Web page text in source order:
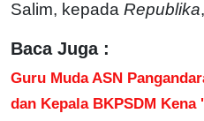
Salim, kepada Republika
Baca Juga :
Guru Muda ASN
dan Kepala BKPSDM Kena